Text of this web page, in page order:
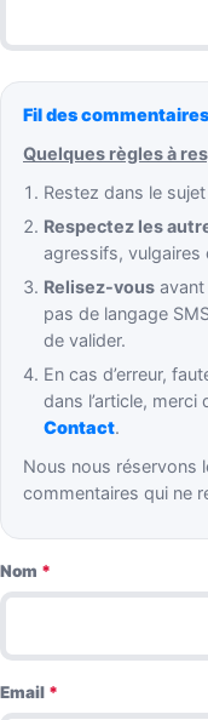
Fil des commentaires
Quelques règles à
Restez dans le sujet
Respectez les
agressifs, vulgaires
Relisez-vous
pas de langage
de valider.
En cas d’erreur,
dans l’article,
Contact.
Nous nous réservons
commentaires qui ne
Nom *
Email *